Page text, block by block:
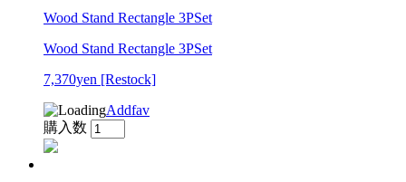
Wood Stand Rectangle 3PSet
Wood Stand Rectangle 3PSet
7,370yen [Restock]
Addfav
購入数